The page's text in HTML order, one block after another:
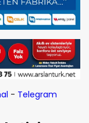
- Telegram